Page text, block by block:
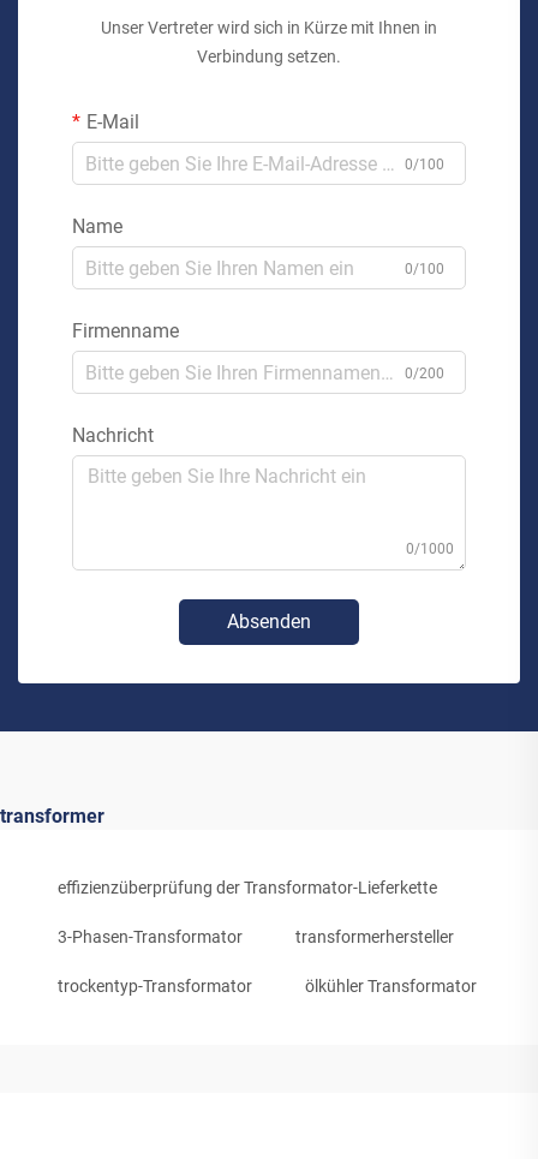
Unser Vertreter wird sich in Kürze mit Ihnen in
Verbindung setzen.
E-Mail
0/100
Name
0/100
Firmenname
0/200
Nachricht
0/1000
Absenden
transformer
effizienzüberprüfung der Transformator-Lieferkette
3-Phasen-Transformator transformerhersteller
trockentyp-Transformator ölkühler Transformator